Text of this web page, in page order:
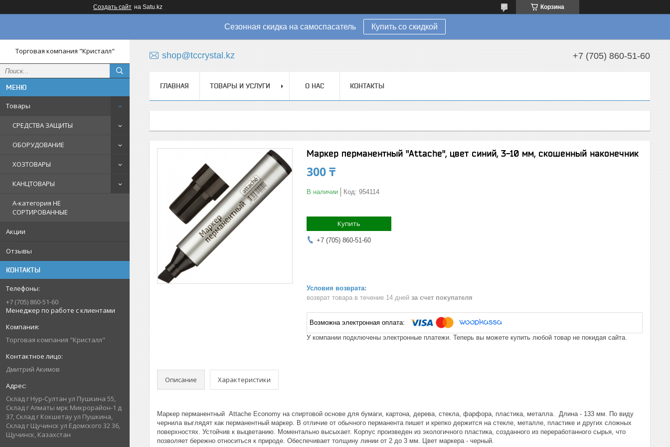
Создать сайт на Satu.kz Корзина
Сезонная скидка на самоспасатель Купить со скидкой
Торговая компания "Кристалл"
Товары
СРЕДСТВА ЗАЩИТЫ
ОБОРУДОВАНИЕ
ХОЗТОВАРЫ
КАНЦТОВАРЫ
A-категория НЕ
СОРТИРОВАННЫЕ
Акции
Отзывы
КОНТАКТЫ
+7 (705) 860-51-60
Менеджер по работе с клиентами
Торговая компания "Кристалл"
Дмитрий Акимов
Склад г Нур-Султан ул Пушкина 55,
Склад г Алматы мрк Микрорайон-1 д
37, Склад г Кокшетау ул Пушкина,
Склад г Щучинск ул Едомского 32 36,
Щучинск, Казахстан
shop@tccrystal.kz +7 (705) 860-51-60
ГЛАВНАЯ ТОВАРЫ И УСЛУГИ О НАС КОНТАКТЫ
Маркер перманентный "Attache", цвет синий, 3-10 мм, скошенный наконечник
300 ₸
В наличии Код: 954114
Купить
+7 (705) 860-51-60
возврат товара в течение 14 дней за счет покупателя
У компании подключены электронные платежи. Теперь вы можете купить любой товар не покидая сайта.
Описание Характеристики
Маркер перманентный Attache Economy на спиртовой основе для бумаги, картона, дерева, стекла, фарфора, пластика, металла. Длина - 133 мм. По виду
чернила выглядят как перманентный маркер. В отличие от обычного перманента пишет и крепко держится на стекле, металле, пластике и других сложных
поверхностях. Устойчив к выцветанию. Моментально высыхает. Корпус произведен из экологичного пластика, созданного из переработанного сырья, что
позволяет бережно относиться к природе. Обеспечивает толщину линии от 2 до 3 мм. Цвет маркера - черный.